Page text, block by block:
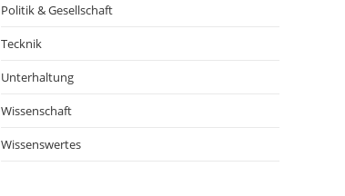
Politik & Gesellschaft
Tecknik
Unterhaltung
Wissenschaft
Wissenswertes